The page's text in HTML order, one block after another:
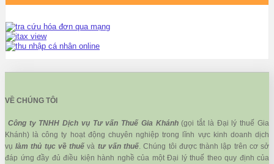
VỀ CHÚNG TÔI
Công ty TNHH Dịch vụ Tư vấn Thuế Gia Khánh(gọi tắt là Đại lý thuế Gia
Khánh) là công ty hoạt động chuyên nghiệp trong lĩnh vực kinh doanh dịch
vụlàm thủ tục về thuế và tư vấn thuế . Chúng tôi được thành lập trên cơ sở
đáp ứng đầy đủ điều kiện hành nghề của một Đại lý thuế theo quy định của